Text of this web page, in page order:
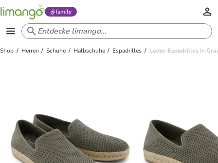
family
Shop Herren Schuhe Halbschuhe Espadrilles Leder-Espadrilles in